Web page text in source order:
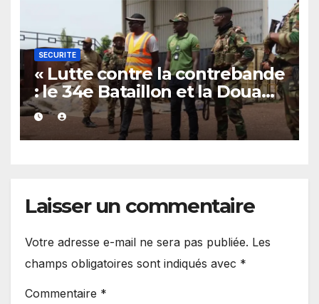
SECURITE
« Lutte contre la contrebande
: le 34e Bataillon et la Douane
sécurisent l’axe
transfrontalier de Kédougou
»
Laisser un commentaire
Votre adresse e-mail ne sera pas publiée. Les
champs obligatoires sont indiqués avec *
Commentaire *